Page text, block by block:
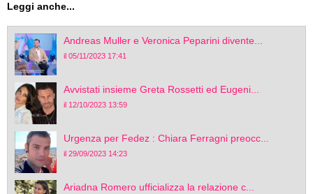
Leggi anche...
Andreas Muller e Veronica Peparini divente...
il 05/11/2023 17:41
Avvistati insieme Greta Rossetti ed Eugeni...
il 12/10/2023 13:59
Urgenza per Fedez : Chiara Ferragni preocc...
il 29/09/2023 14:23
Ariadna Romero ufficializza la relazione c...